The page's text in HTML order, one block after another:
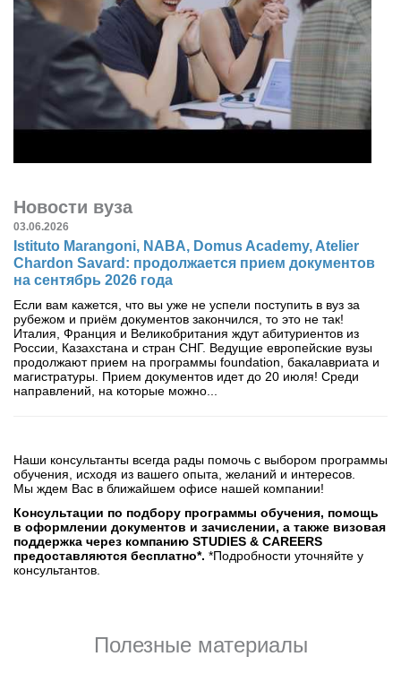
Новости вуза
03.06.2026
Istituto Marangoni, NABA, Domus Academy, Atelier
Chardon Savard: продолжается прием документов
на сентябрь 2026 года
Если вам кажется, что вы уже не успели поступить в вуз за
рубежом и приём документов закончился, то это не так!
Италия, Франция и Великобритания ждут абитуриентов из
России, Казахстана и стран СНГ. Ведущие европейские вузы
продолжают прием на программы foundation, бакалавриата и
магистратуры. Прием документов идет до 20 июля! Среди
направлений, на которые можно...
Наши консультанты всегда рады помочь с выбором программы
обучения, исходя из вашего опыта, желаний и интересов.
Мы ждем Вас в ближайшем офисе нашей компании!
Консультации по подбору программы обучения, помощь
в оформлении документов и зачислении, а также визовая
поддержка через компанию STUDIES & CAREERS
предоставляются бесплатно*. *Подробности уточняйте у
консультантов.
Полезные материалы